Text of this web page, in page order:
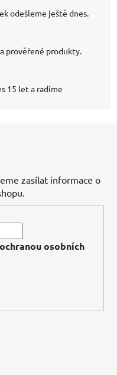
odešleme ještě dnes.
prověřené produkty.
15 let a radíme
zasílat informace o
ochranou osobních